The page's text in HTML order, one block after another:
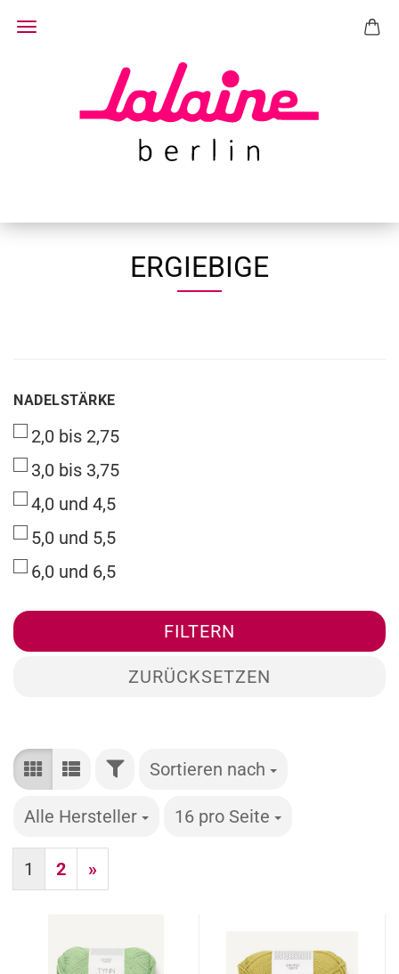
ERGIEBIGE
NADELSTÄRKE
NADELSTÄRKE
2,0 bis 2,75
3,0 bis 3,75
4,0 und 4,5
5,0 und 5,5
6,0 und 6,5
FILTERN
ZURÜCKSETZEN
FILTERSortieren nach
Sortieren nach
Alle Hersteller
pro Seite 16 pro Seite
pro Seite
1 2 »